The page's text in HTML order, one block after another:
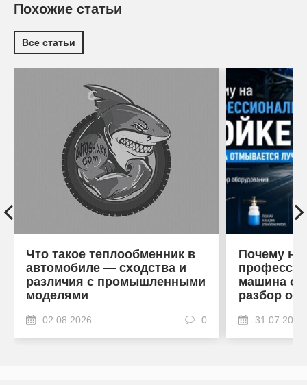
Похожие статьи
Все статьи
Что такое теплообменник в
автомобиле — сходства и
различия с промышленными
моделями
02.08.2026 0
Почему на
машина
разбор
31.07.2026